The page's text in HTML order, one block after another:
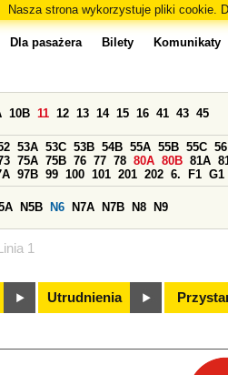
Nasza strona wykorzystuje pliki cookie.
Linia 1
Dla pasażera Bilety Komunikaty
10B 11 12 13 14 15 16 41 43 45
53A 53C 53B 54B 55A 55B 55C 56
75A 75B 76 77 78 80A 80B 81A
97B 99 100 101 201 202 6. F1 G1
N5B N6 N7A N7B N8 N9
Utrudnienia